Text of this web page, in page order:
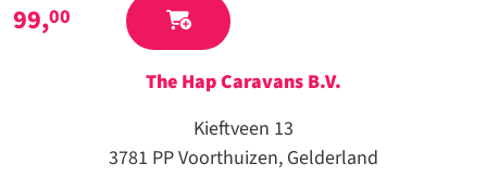
99,00
The Hap Caravans B.V.
Kieftveen 13
3781 PP Voorthuizen, Gelderland